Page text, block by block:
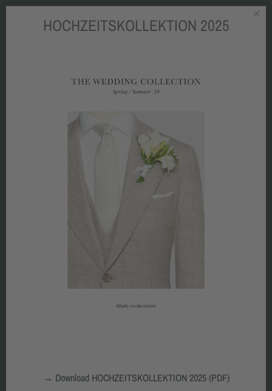
Zum Hauptinhalt springen
×
HOCHZEITSKOLLEKTION 2025
→ Download HOCHZEITSKOLLEKTION 2025 (PDF)